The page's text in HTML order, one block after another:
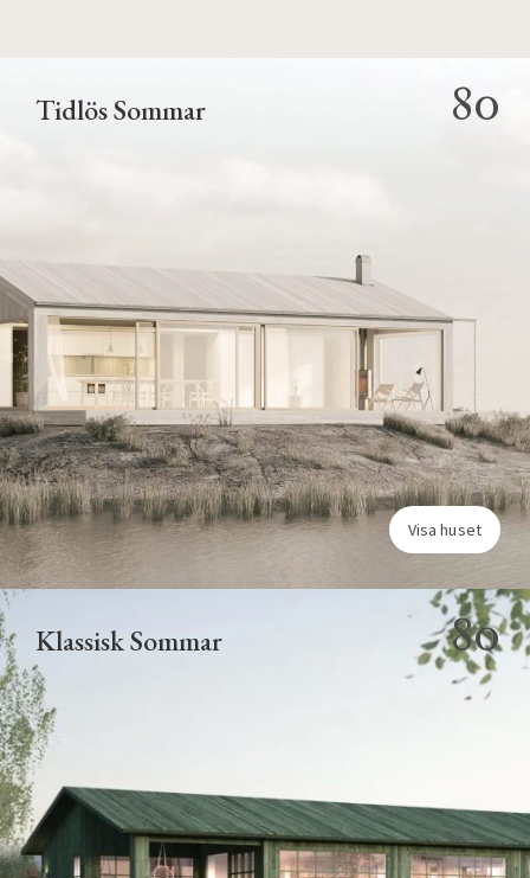
Tidlös Sommar 80
Visa huset
Klassisk Sommar 80